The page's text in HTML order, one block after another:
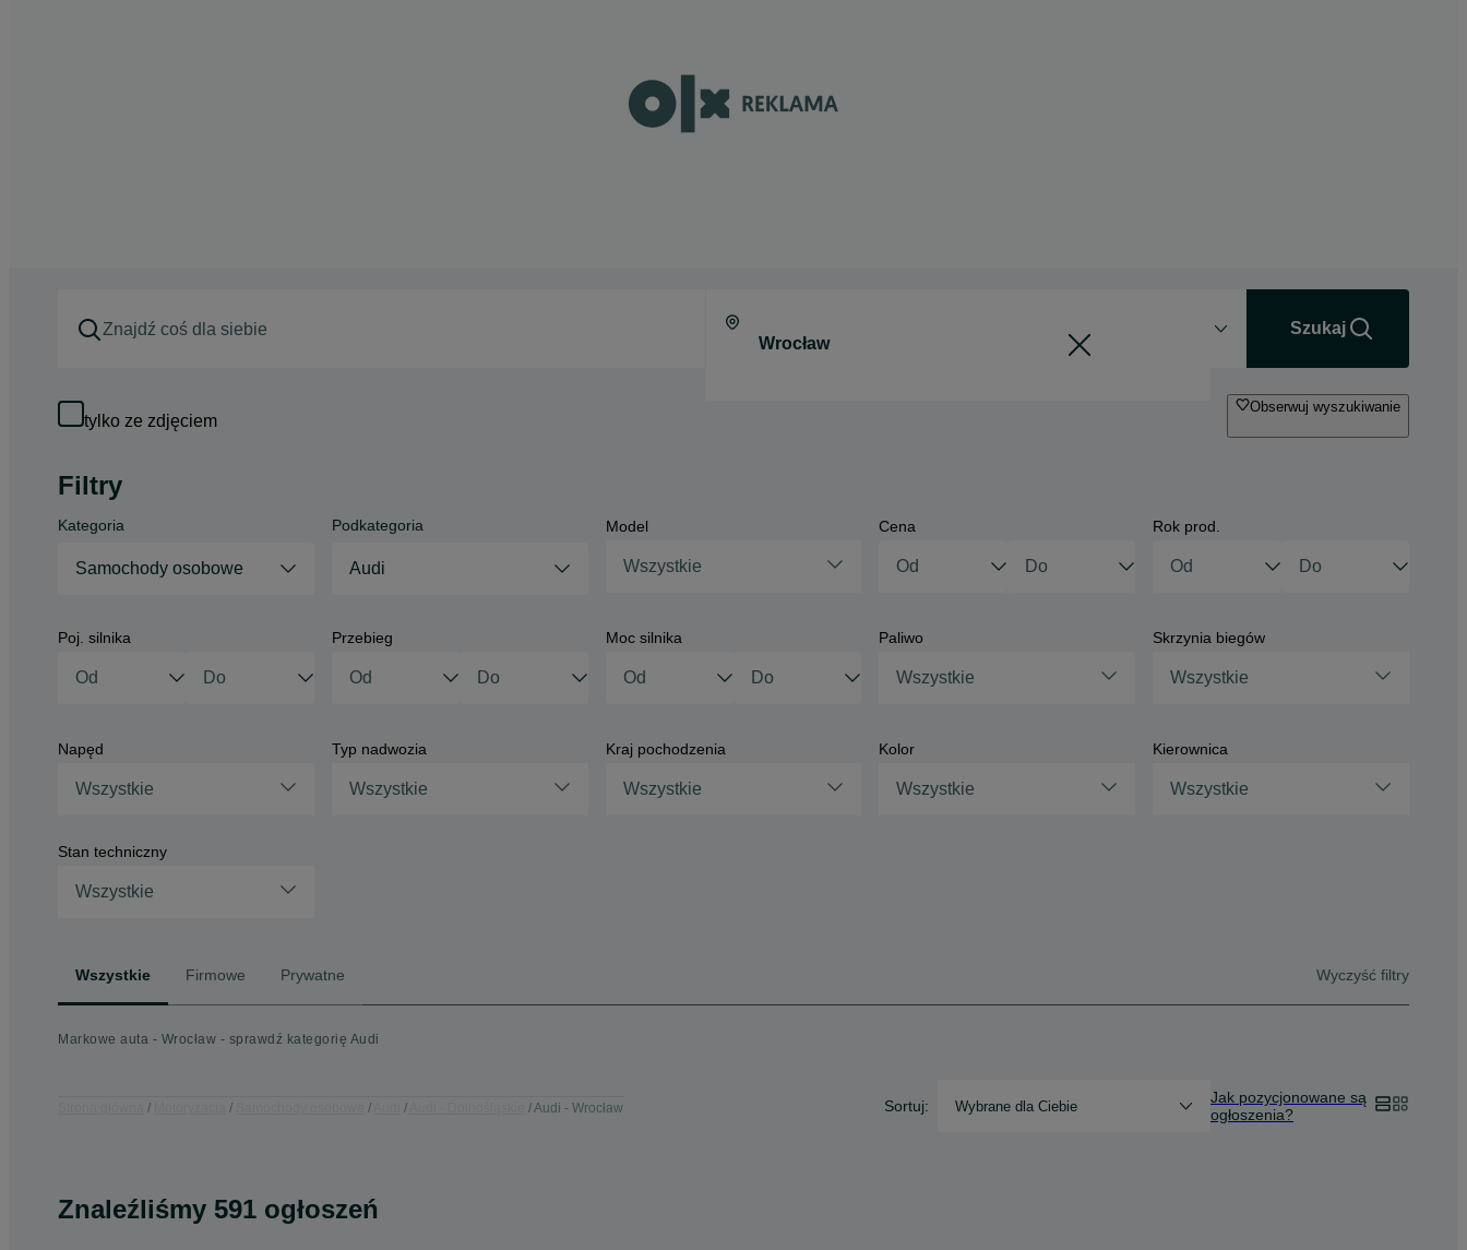
Szukaj
tylko ze zdjęciem
Obserwuj wyszukiwanie
Filtry
Kategoria
Samochody osobowe
Podkategoria
Audi
Model
Wszystkie
Cena Rok prod.
Poj. silnika Przebieg Moc silnika Paliwo
Wszystkie
Skrzynia biegów
Wszystkie
Napęd
Wszystkie
Typ nadwozia
Wszystkie
Kraj pochodzenia
Wszystkie
Kolor
Wszystkie
Kierownica
Wszystkie
Stan techniczny
Wszystkie
Wszystkie Firmowe Prywatne Wyczyść filtry
Markowe auta - Wrocław - sprawdź kategorię Audi
Audi - Wrocław Sortuj: Wybrane dla Ciebie
Jak pozycjonowane są
ogłoszenia?
Znaleźliśmy 591 ogłoszeń